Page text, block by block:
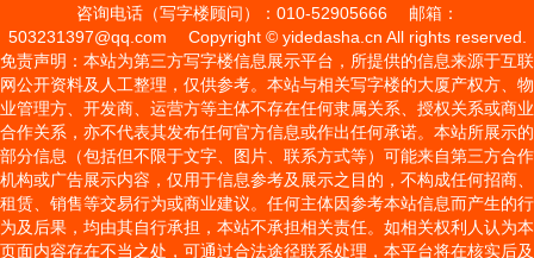
咨询电话（写字楼顾问）：010-52905666
邮箱：
503231397@qq.com
Copyright © yidedasha.cn All rights reserved.
免责声明：本站为第三方写字楼信息展示平台，所提供的信息来源于互联
网公开资料及人工整理，仅供参考。本站与相关写字楼的大厦产权方、物
业管理方、开发商、运营方等主体不存在任何隶属关系、授权关系或商业
合作关系，亦不代表其发布任何官方信息或作出任何承诺。本站所展示的
部分信息（包括但不限于文字、图片、联系方式等）可能来自第三方合作
机构或广告展示内容，仅用于信息参考及展示之目的，不构成任何招商、
租赁、销售等交易行为或商业建议。任何主体因参考本站信息而产生的行
为及后果，均由其自行承担，本站不承担相关责任。如相关权利人认为本
页面内容存在不当之处，可通过合法途径联系处理，本平台将在核实后及